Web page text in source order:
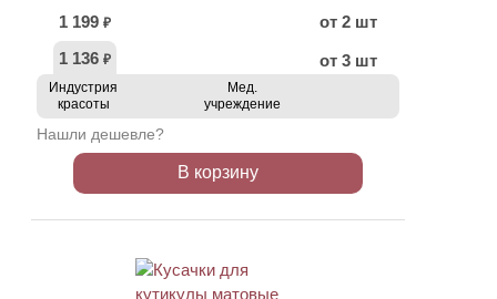
1 199 ₽
от 2 шт
1 136 ₽ от 3 шт
Индустрия
красоты
Мед.
учреждение
Нашли дешевле?
В корзину